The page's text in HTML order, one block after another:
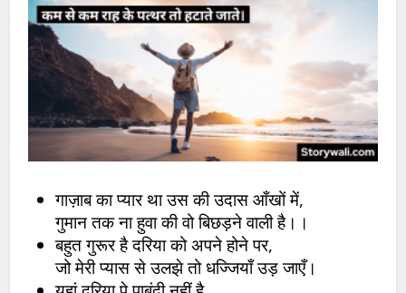
गाज़ाब का प्यार था उस की उदास आँखों में,
गुमान तक ना हुवा की वो बिछड़ने वाली है।।
बहुत गुरूर है दरिया को अपने होने पर,
जो मेरी प्यास से उलझे तो धज्जियाँ उड़ जाएँ।